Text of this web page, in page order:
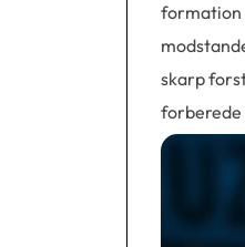
formation
skarp
forberede